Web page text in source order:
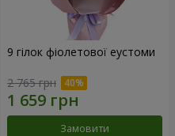
9 гілок фіолетової еустоми
2 765 грн
Замовити